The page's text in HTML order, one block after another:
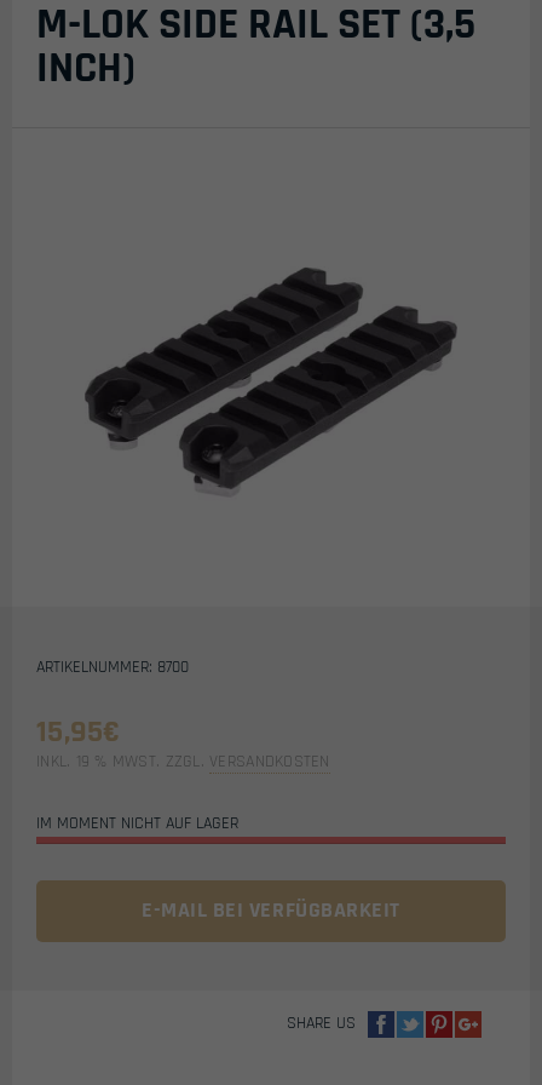
M-LOK SIDE RAIL SET (3,5
INCH)
ARTIKELNUMMER: 8700
15,95€
INKL. 19 % MWST. ZZGL. VERSANDKOSTEN
IM MOMENT NICHT AUF LAGER
E-MAIL BEI VERFÜGBARKEIT
SHARE US